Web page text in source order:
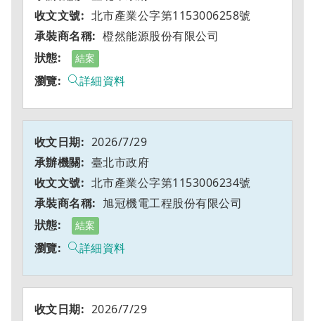
北市產業公字第1153006258號
橙然能源股份有限公司
結案
詳細資料
2026/7/29
臺北市政府
北市產業公字第1153006234號
旭冠機電工程股份有限公司
結案
詳細資料
2026/7/29